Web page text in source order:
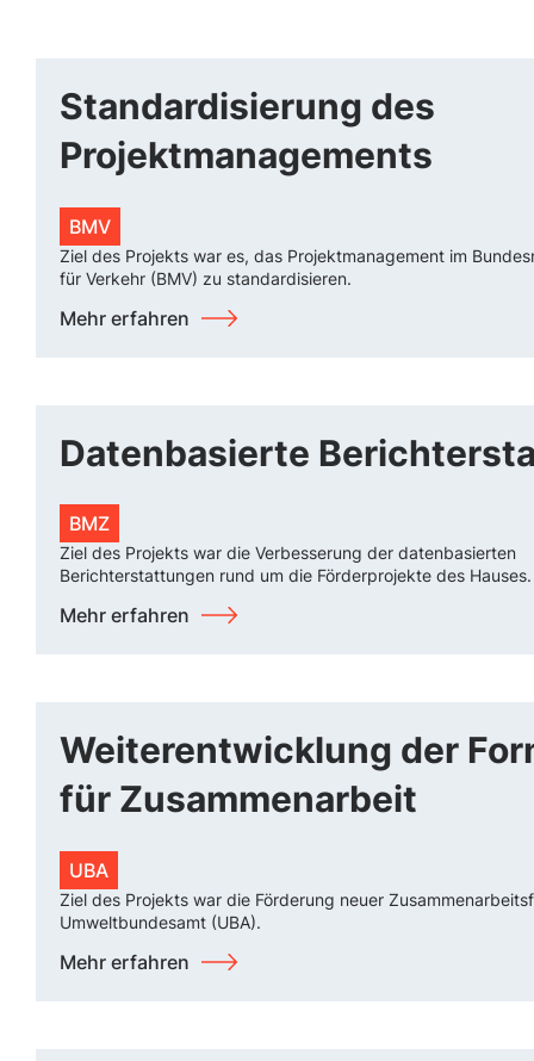
Standardisierung des
Projektmanagements
BMV
Ziel des Projekts war es, das Projektmanagement im
für Verkehr (BMV) zu standardisieren.
Mehr erfahren
Datenbasierte
BMZ
Ziel des Projekts war die Verbesserung der datenbasierten
Berichterstattungen rund um die Förderprojekte des Hauses.
Mehr erfahren
Weiterentwicklung der
für Zusammenarbeit
UBA
Ziel des Projekts war die Förderung neuer
Umweltbundesamt (UBA).
Mehr erfahren